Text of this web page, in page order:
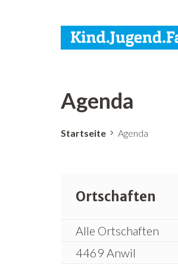
Agenda
Startseite Agenda
Ortschaften
Alle Ortschaften
4469 Anwil